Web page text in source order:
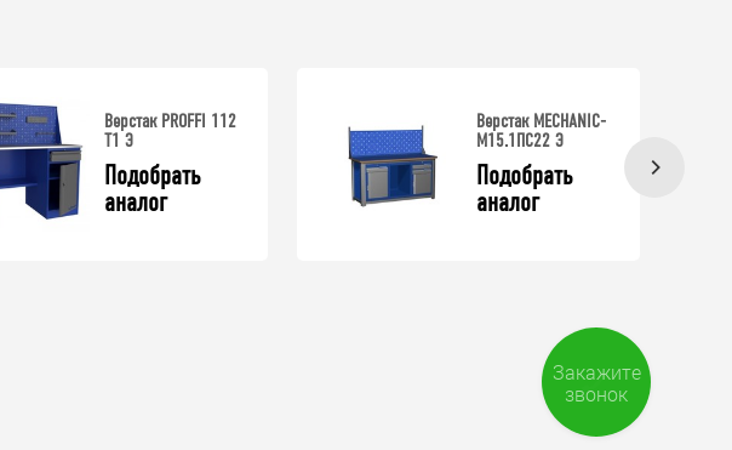
Верстак PROFFI 112
T1 Э
Подобрать
аналог
Верстак MECHANIC-
М15.1ПС22 Э
Подобрать
аналог
Закажите
звонок